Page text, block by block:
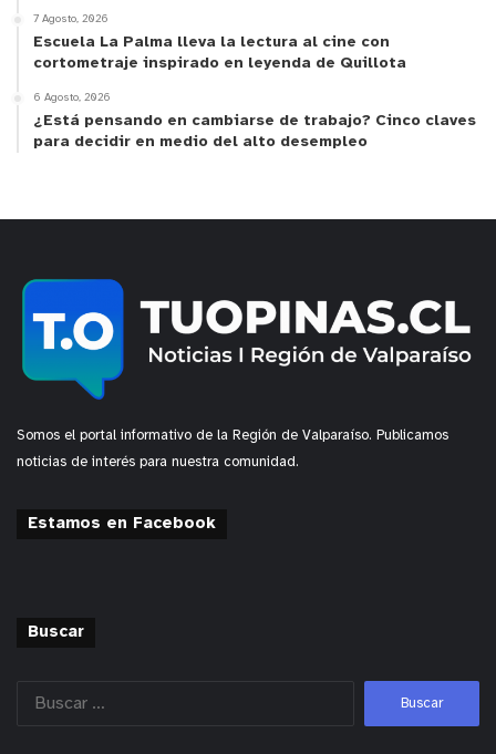
7 Agosto, 2026
Escuela La Palma lleva la lectura al cine con
cortometraje inspirado en leyenda de Quillota
6 Agosto, 2026
¿Está pensando en cambiarse de trabajo? Cinco claves
para decidir en medio del alto desempleo
Somos el portal informativo de la Región de Valparaíso. Publicamos
noticias de interés para nuestra comunidad.
Estamos en Facebook
Buscar